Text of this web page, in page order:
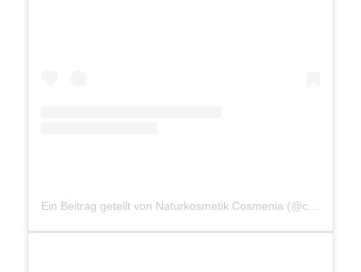
Ein Beitrag geteilt von Naturkosmetik Cosmenia (@cosmenia.munich)